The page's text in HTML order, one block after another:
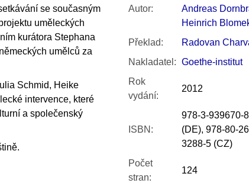
se současným
uměleckých
kurátora Stephana
umělců za
Schmid, Heike
intervence, které
a společenský
Autor:
Andreas
Heinrich
Překlad:
Radovan
Nakladatel : Goethe-institut
Rok
vydání:
2012
ISBN :
978-3-939670-
(DE), 978-80-
3288-5 (CZ)
Počet
stran:
124